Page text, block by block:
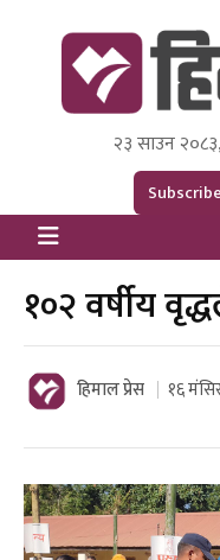
Himal Press
Dot NewsyNepal
२३ साउन
१०२ वर्षीय
हिमाल प्रेस १६